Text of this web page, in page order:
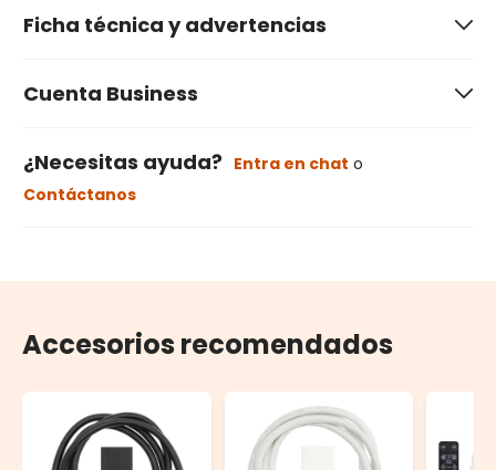
Ficha técnica y advertencias
Cuenta Business
¿Necesitas ayuda? Entra en chat o
Contáctanos
Accesorios recomendados